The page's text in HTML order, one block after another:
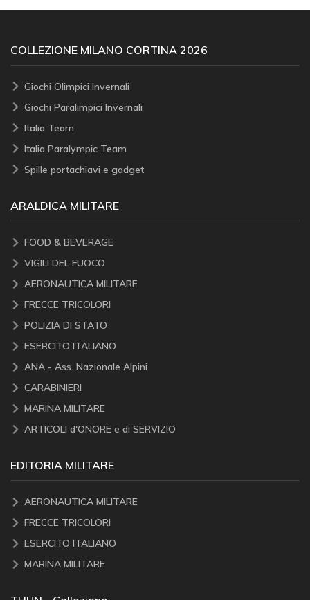
COLLEZIONE MILANO CORTINA 2026
Giochi Olimpici Invernali
Giochi Paralimpici Invernali
Italia Team
Italia Paralympic Team
Spille portachiavi e gadget
ARALDICA MILITARE
FOOD & BEVERAGE
VIGILI DEL FUOCO
AERONAUTICA MILITARE
FRECCE TRICOLORI
POLIZIA DI STATO
ESERCITO ITALIANO
ANA - Ass. Nazionale Alpini
CARABINIERI
MARINA MILITARE
ARTICOLI d'ONORE e di SERVIZIO
EDITORIA MILITARE
AERONAUTICA MILITARE
FRECCE TRICOLORI
ESERCITO ITALIANO
MARINA MILITARE